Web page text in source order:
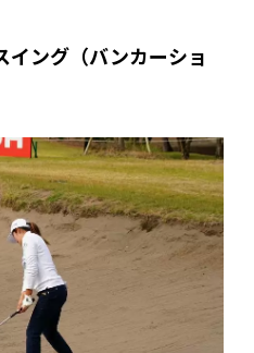
ング（バンカーショ